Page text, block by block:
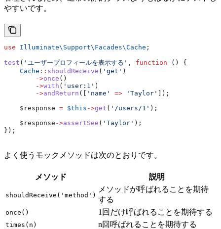
やすいです。
use Illuminate\Support\Facades\Cache ;
test ( 'ユーザープロフィールを表示する' , function () {
    Cache
:: shouldReceive ( 'get' )
        ->
once ()
        ->
with ( 'user:1' )
        ->
andReturn ([ 'name' => 'Taylor'
]);
    $response
= $this ->get ( '/users/1' );
    $response
->assertSee ( 'Taylor' );
});
よく使うモックメソッドは次のとおりです。
メソッド 説明
shouldReceive('method')
メソッドが呼ばれることを期待
する
once() 1回だけ呼ばれることを期待する
times(n) n回呼ばれることを期待する